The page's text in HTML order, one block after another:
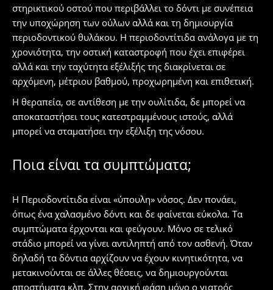
στηρικτικού οστού που περιβάλλει το δόντι με συνέπεια
την υποχώρηση των ούλων αλλά και τη δημιουργία
περιοδοντικού θυλάκου. Η περιοδοντίτιδα ανάλογα με τη
χρονιότητα, την οστική καταστροφή που έχει επιφέρει
αλλά και την ταχύτητα εξέλιξής της διακρίνεται σε
αρχόμενη, μέτριου βαθμού, προχωρημένη και επιθετική.
Η θεραπεία, σε αντίθεση με την ουλίτιδα, δε μπορεί να
αποκαταστήσει τους κατεστραμμένους ιστούς, αλλά
μπορεί να σταματήσει την εξέλιξη της νόσου.
Ποια είναι τα συμπτώματα;
Η Περιοδοντίτιδα είναι «ύπουλη» νόσος. Δεν πονάει,
όπως ένα χαλασμένο δόντι και δε φαίνεται εύκολα. Τα
συμπτώματα έρχονται και φεύγουν. Μόνο σε τελικό
στάδιο μπορεί να γίνει αντιληπτή από τον ασθενή. Όταν
δηλαδή τα δόντια αρχίζουν να έχουν κινητικότητα, να
μετακινούνται σε άλλες θέσεις, να δημιουργούνται
αποστήματα κλπ. Στην αρχική φάση μόνο ο γιατρός